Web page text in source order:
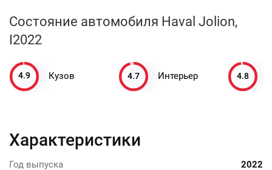
Состояние автомобиля Haval Jolion,
I2022
4.9 Кузов 4.7 Интерьер 4.8
Характеристики
Год выпуска 2022